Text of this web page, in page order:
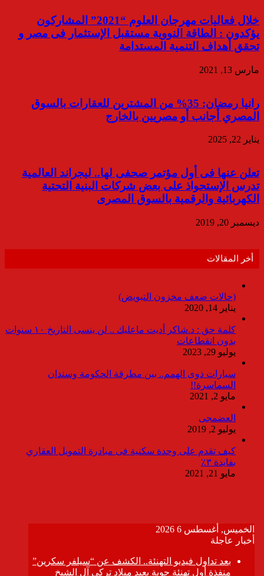
خلال فعاليات مهرجان العلوم “2021” المشاركون
يؤكدون : الطاقة النووية مستقبل الإستثمار فى مصر و
تحقق أهداف التنمية المستدامة
مارس 13, 2021
رانيا رمضان: 35% من المشترين للعقارات بالسوق
المصري أجانب أو مصريين بالخارج
يناير 22, 2025
تعلن عنها فى أول مؤتمر صحفى لها.. ليجراند العالمية
تدرس الإستحواذ على بعض شركات البنية التحتية
الكهربائية والرقمية بالسوق المصرى
ديسمبر 20, 2019
أخر المقالات
(حالات ضعف مخزون التبويض)
يناير 14, 2020
كلمة حق : د.شاكر أديت ماعليك .. لن ينسى التاريخ ١٠ سنوات
بدون انقطاعات
يوليو 29, 2023
سيارات ذوى الهمم.. بين مطرقة الحكومة وسندان
السماسرة!!
مايو 2, 2021
العضمجى
يوليو 2, 2019
كيف تقدم على وحدة سكنية فى مبادرة التمويل العقاري
بفايدة ٣٪
مايو 21, 2021